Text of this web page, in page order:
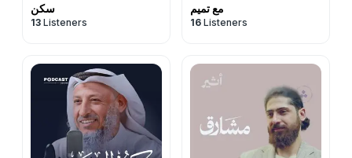
سكن
13 Listeners
مع تميم
16 Listeners